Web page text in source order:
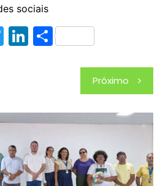
sociais
T Li
dI
S
Próximo